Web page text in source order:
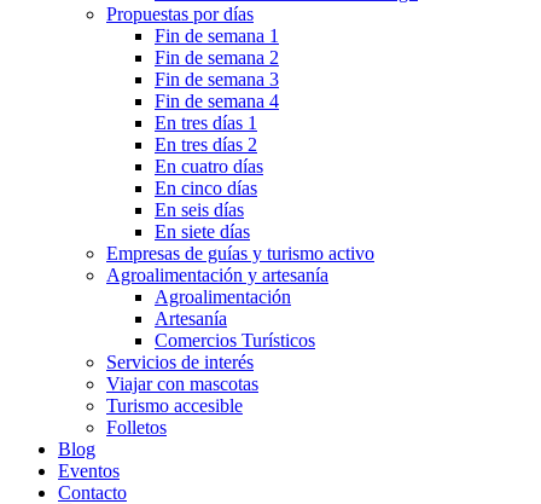
Propuestas por días
Fin de semana 1
Fin de semana 2
Fin de semana 3
Fin de semana 4
En tres días 1
En tres días 2
En cuatro días
En cinco días
En seis días
En siete días
Empresas de guías y turismo activo
Agroalimentación y artesanía
Agroalimentación
Artesanía
Comercios Turísticos
Servicios de interés
Viajar con mascotas
Turismo accesible
Folletos
Blog
Eventos
Contacto